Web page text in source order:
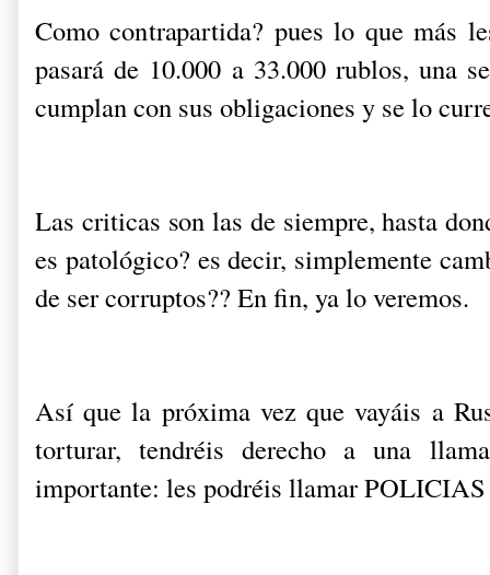
Como contrapartida? pues lo que más
pasará de 10.000 a 33.000 rublos, una
cumplan con sus obligaciones y se lo
Las criticas son las de siempre, hasta
es patológico? es decir, simplemente
de ser corruptos?? En fin, ya lo veremos.
Así que la próxima vez que vayáis a
torturar, tendréis derecho a una
importante: les podréis llamar POLICIAS